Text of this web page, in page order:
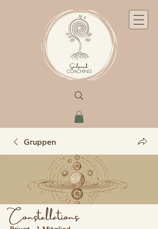
Gruppen
Constellations